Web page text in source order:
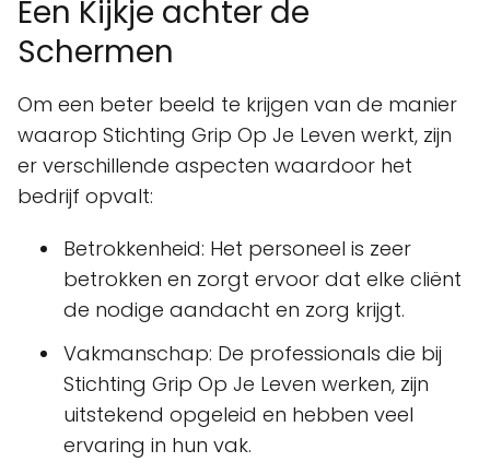
Een Kijkje achter de
Schermen
Om een beter beeld te krijgen van de manier
waarop Stichting Grip Op Je Leven werkt, zijn
er verschillende aspecten waardoor het
bedrijf opvalt:
Betrokkenheid: Het personeel is zeer
betrokken en zorgt ervoor dat elke cliënt
de nodige aandacht en zorg krijgt.
Vakmanschap: De professionals die bij
Stichting Grip Op Je Leven werken, zijn
uitstekend opgeleid en hebben veel
ervaring in hun vak.